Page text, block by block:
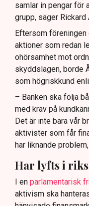
samlar in pengar för
grupp, säger Rickard
Eftersom
aktioner som redan
ohörsamhet mot
skyddslagen, borde
som högriskkund
– Banken ska följa
med krav på
Det är inte bara vår
aktivister som får
har liknande
Har lyfts i
I en parlamentarisk
aktivism ska